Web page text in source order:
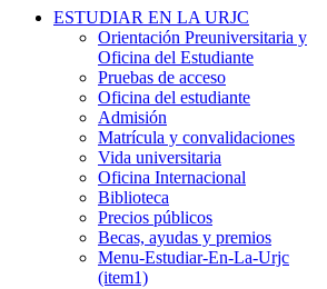
ESTUDIAR EN LA URJC
Orientación Preuniversitaria y
Oficina del Estudiante
Pruebas de acceso
Oficina del estudiante
Admisión
Matrícula y convalidaciones
Vida universitaria
Oficina Internacional
Biblioteca
Precios públicos
Becas, ayudas y premios
Menu-Estudiar-En-La-Urjc
(item1)